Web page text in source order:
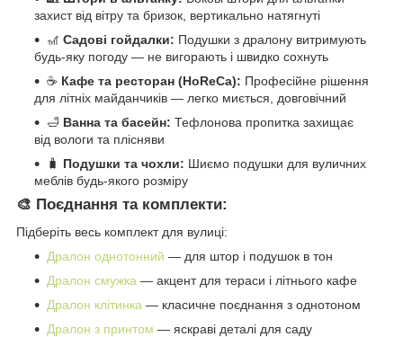
захист від вітру та бризок, вертикально натягнуті
🎢 Садові гойдалки: Подушки з дралону витримують
будь-яку погоду — не вигорають і швидко сохнуть
☕ Кафе та ресторан (HoReCa): Професійне рішення
для літніх майданчиків — легко миється, довговічний
🛁 Ванна та басейн: Тефлонова пропитка захищає
від вологи та плісняви
🧳 Подушки та чохли: Шиємо подушки для вуличних
меблів будь-якого розміру
🎨 Поєднання та комплекти:
Підберіть весь комплект для вулиці:
Дралон однотонний — для штор і подушок в тон
Дралон смужка — акцент для тераси і літнього кафе
Дралон клітинка — класичне поєднання з однотоном
Дралон з принтом — яскраві деталі для саду